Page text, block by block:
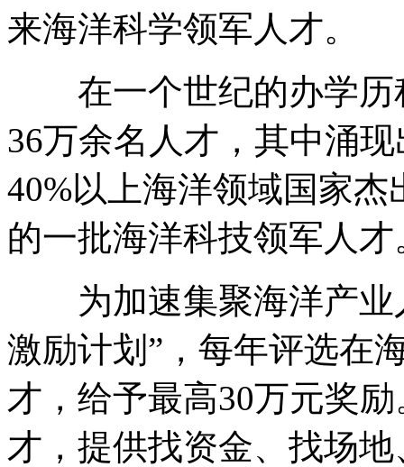
来海洋科学领军人才。
在一个世纪的办学历
36万余名人才，其中涌
40%以上海洋领域国家
的一批海洋科技领军人才
为加速集聚海洋产业
激励计划”，每年评选在
才，给予最高30万元奖
才，提供找资金、找场